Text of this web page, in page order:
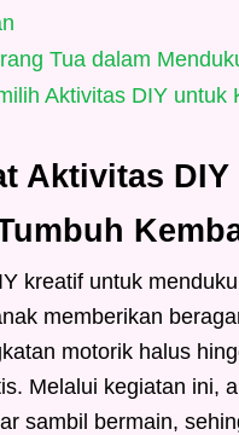
Tua dalam
Aktivitas DIY untuk
Aktivitas
kreatif untuk
memberikan
motorik halus
Melalui kegiatan ini,
sambil bermain,